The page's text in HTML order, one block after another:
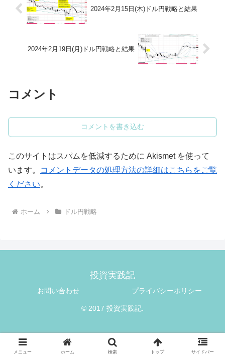
2024年2月15日(木)ドル円戦略と結果
2024年2月19日(月)ドル円戦略と結果
コメント
コメントを書き込む
このサイトはスパムを低減するために Akismet を使って
います。
コメントデータの処理方法の詳細はこちらをご覧
ください。
ホーム ドル円戦略
投資実践記
お問い合わせ プライバシーポリシー
© 2017 投資実践記.
メニュー ホーム 検索 トップ サイドバー